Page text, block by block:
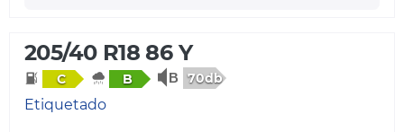
205/40 R18 86 Y
C B 70db
Etiquetado